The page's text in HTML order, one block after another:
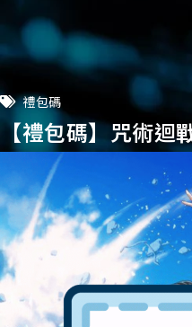
禮包碼
【禮包碼】咒術迴